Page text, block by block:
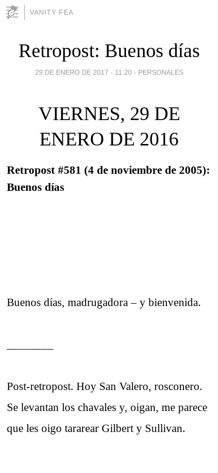
VANITY FEA
Retropost: Buenos días
29 DE ENERO DE 2017 - 11:20 - PERSONALES
VIERNES, 29 DE
ENERO DE 2016
Retropost #581 (4 de noviembre de 2005):
Buenos días
Buenos días, madrugadora – y bienvenida.
Post-retropost. Hoy San Valero, rosconero.
Se levantan los chavales y, oigan, me parece
que les oigo tararear Gilbert y Sullivan.